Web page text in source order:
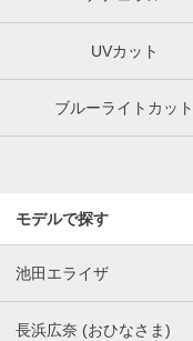
UVカット
ブルーライトカット
モデルで探す
池田エライザ
長浜広奈 (おひなさま)